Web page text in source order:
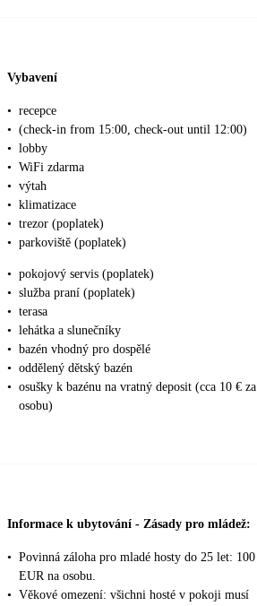
Vybavení
• recepce
• (check-in from 15:00, check-out until 12:00)
• lobby
• WiFi zdarma
• výtah
• klimatizace
• trezor (poplatek)
• parkoviště (poplatek)
• pokojový servis (poplatek)
• služba praní (poplatek)
• terasa
• lehátka a slunečníky
• bazén vhodný pro dospělé
• oddělený dětský bazén
• osušky k bazénu na vratný deposit (cca 10 € za
osobu)
Informace k ubytování - Zásady pro mládež:
• Povinná záloha pro mladé hosty do 25 let: 100
EUR na osobu.
• Věkové omezení: všichni hosté v pokoji musí